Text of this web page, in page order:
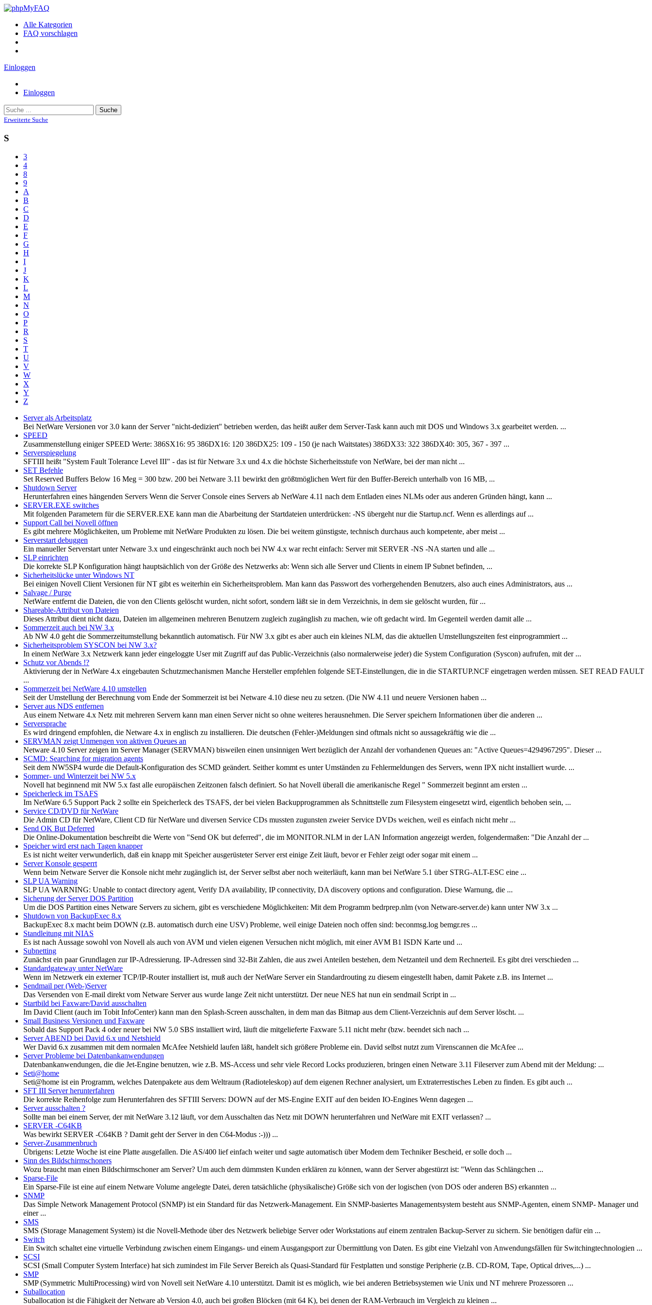
Alle Kategorien
FAQ vorschlagen
Einloggen
Einloggen
Suche
Erweiterte Suche
S
3
4
8
9
A
B
C
D
E
F
G
H
I
J
K
L
M
N
O
P
R
S
T
U
V
W
X
Y
Z
Server als Arbeitsplatz
Bei NetWare Versionen vor 3.0 kann der Server "nicht-dediziert" betrieben werden, das heißt außer dem Server-Task kann auch mit DOS und Windows 3.x gearbeitet werden. ...
SPEED
Zusammenstellung einiger SPEED Werte: 386SX16: 95 386DX16: 120 386DX25: 109 - 150 (je nach Waitstates) 386DX33: 322 386DX40: 305, 367 - 397 ...
Serverspiegelung
SFTIII heißt "System Fault Tolerance Level III" - das ist für Netware 3.x und 4.x die höchste Sicherheitsstufe von NetWare, bei der man nicht ...
SET Befehle
Set Reserved Buffers Below 16 Meg = 300 bzw. 200 bei Netware 3.11 bewirkt den größtmöglichen Wert für den Buffer-Bereich unterhalb von 16 MB, ...
Shutdown Server
Herunterfahren eines hängenden Servers Wenn die Server Console eines Servers ab NetWare 4.11 nach dem Entladen eines NLMs oder aus anderen Gründen hängt, kann ...
SERVER.EXE switches
Mit folgenden Parametern für die SERVER.EXE kann man die Abarbeitung der Startdateien unterdrücken: -NS übergeht nur die Startup.ncf. Wenn es allerdings auf ...
Support Call bei Novell öffnen
Es gibt mehrere Möglichkeiten, um Probleme mit NetWare Produkten zu lösen. Die bei weitem günstigste, technisch durchaus auch kompetente, aber meist ...
Serverstart debuggen
Ein manueller Serverstart unter Netware 3.x und eingeschränkt auch noch bei NW 4.x war recht einfach: Server mit SERVER -NS -NA starten und alle ...
SLP einrichten
Die korrekte SLP Konfiguration hängt hauptsächlich von der Größe des Netzwerks ab: Wenn sich alle Server und Clients in einem IP Subnet befinden, ...
Sicherheitslücke unter Windows NT
Bei einigen Novell Client Versionen für NT gibt es weiterhin ein Sicherheitsproblem. Man kann das Passwort des vorhergehenden Benutzers, also auch eines Administrators, aus ...
Salvage / Purge
NetWare entfernt die Dateien, die von den Clients gelöscht wurden, nicht sofort, sondern läßt sie in dem Verzeichnis, in dem sie gelöscht wurden, für ...
Shareable-Attribut von Dateien
Dieses Attribut dient nicht dazu, Dateien im allgemeinen mehreren Benutzern zugleich zugänglish zu machen, wie oft gedacht wird. Im Gegenteil werden damit alle ...
Sommerzeit auch bei NW 3.x
Ab NW 4.0 geht die Sommerzeitumstellung bekanntlich automatisch. Für NW 3.x gibt es aber auch ein kleines NLM, das die aktuellen Umstellungszeiten fest einprogrammiert ...
Sicherheitsproblem SYSCON bei NW 3.x?
In einem NetWare 3.x Netzwerk kann jeder eingeloggte User mit Zugriff auf das Public-Verzeichnis (also normalerweise jeder) die System Configuration (Syscon) aufrufen, mit der ...
Schutz vor Abends !?
Aktivierung der in NetWare 4.x eingebauten Schutzmechanismen Manche Hersteller empfehlen folgende SET-Einstellungen, die in die STARTUP.NCF eingetragen werden müssen. SET READ FAULT
...
Sommerzeit bei NetWare 4.10 umstellen
Seit der Umstellung der Berechnung vom Ende der Sommerzeit ist bei Netware 4.10 diese neu zu setzen. (Die NW 4.11 und neuere Versionen haben ...
Server aus NDS entfernen
Aus einem Netware 4.x Netz mit mehreren Servern kann man einen Server nicht so ohne weiteres herausnehmen. Die Server speichern Informationen über die anderen ...
Serversprache
Es wird dringend empfohlen, die Netware 4.x in englisch zu installieren. Die deutschen (Fehler-)Meldungen sind oftmals nicht so aussagekräftig wie die ...
SERVMAN zeigt Unmengen von aktiven Queues an
Netware 4.10 Server zeigen im Server Manager (SERVMAN) bisweilen einen unsinnigen Wert bezüglich der Anzahl der vorhandenen Queues an: "Active Queues=4294967295". Dieser ...
SCMD: Searching for migration agents
Seit dem NW5SP4 wurde die Default-Konfiguration des SCMD geändert. Seither kommt es unter Umständen zu Fehlermeldungen des Servers, wenn IPX nicht installiert wurde. ...
Sommer- und Winterzeit bei NW 5.x
Novell hat beginnend mit NW 5.x fast alle europäischen Zeitzonen falsch definiert. So hat Novell überall die amerikanische Regel " Sommerzeit beginnt am ersten ...
Speicherleck im TSAFS
Im NetWare 6.5 Support Pack 2 sollte ein Speicherleck des TSAFS, der bei vielen Backupprogrammen als Schnittstelle zum Filesystem eingesetzt wird, eigentlich behoben sein, ...
Service CD/DVD für NetWare
Die Admin CD für NetWare, Client CD für NetWare und diversen Service CDs mussten zugunsten zweier Service DVDs weichen, weil es einfach nicht mehr ...
Send OK But Deferred
Die Online-Dokumentation beschreibt die Werte von "Send OK but deferred", die im MONITOR.NLM in der LAN Information angezeigt werden, folgendermaßen: "Die Anzahl der ...
Speicher wird erst nach Tagen knapper
Es ist nicht weiter verwunderlich, daß ein knapp mit Speicher ausgerüsteter Server erst einige Zeit läuft, bevor er Fehler zeigt oder sogar mit einem ...
Server Konsole gesperrt
Wenn beim Netware Server die Konsole nicht mehr zugänglich ist, der Server selbst aber noch weiterläuft, kann man bei NetWare 5.1 über STRG-ALT-ESC eine ...
SLP UA Warning
SLP UA WARNING: Unable to contact directory agent, Verify DA availability, IP connectivity, DA discovery options and configuration. Diese Warnung, die ...
Sicherung der Server DOS Partition
Um die DOS Partition eines Netware Servers zu sichern, gibt es verschiedene Möglichkeiten: Mit dem Programm bedrprep.nlm (von Netware-server.de) kann unter NW 3.x ...
Shutdown von BackupExec 8.x
BackupExec 8.x macht beim DOWN (z.B. automatisch durch eine USV) Probleme, weil einige Dateien noch offen sind: beconmsg.log bemgr.res ...
Standleitung mit NIAS
Es ist nach Aussage sowohl von Novell als auch von AVM und vielen eigenen Versuchen nicht möglich, mit einer AVM B1 ISDN Karte und ...
Subnetting
Zunächst ein paar Grundlagen zur IP-Adressierung. IP-Adressen sind 32-Bit Zahlen, die aus zwei Anteilen bestehen, dem Netzanteil und dem Rechnerteil. Es gibt drei verschieden ...
Standardgateway unter NetWare
Wenn im Netzwerk ein externer TCP/IP-Router installiert ist, muß auch der NetWare Server ein Standardrouting zu diesem eingestellt haben, damit Pakete z.B. ins Internet ...
Sendmail per (Web-)Server
Das Versenden von E-mail direkt vom Netware Server aus wurde lange Zeit nicht unterstützt. Der neue NES hat nun ein sendmail Script in ...
Startbild bei Faxware/David ausschalten
Im David Client (auch im Tobit InfoCenter) kann man den Splash-Screen ausschalten, in dem man das Bitmap aus dem Client-Verzeichnis auf dem Server löscht. ...
Small Business Versionen und Faxware
Sobald das Support Pack 4 oder neuer bei NW 5.0 SBS installiert wird, läuft die mitgelieferte Faxware 5.11 nicht mehr (bzw. beendet sich nach ...
Server ABEND bei David 6.x und Netshield
Wer David 6.x zusammen mit dem normalen McAfee Netshield laufen läßt, handelt sich größere Probleme ein. David selbst nutzt zum Virenscannen die McAfee ...
Server Probleme bei Datenbankanwendungen
Datenbankanwendungen, die die Jet-Engine benutzen, wie z.B. MS-Access und sehr viele Record Locks produzieren, bringen einen Netware 3.11 Fileserver zum Abend mit der Meldung: ...
Seti@home
Seti@home ist ein Programm, welches Datenpakete aus dem Weltraum (Radioteleskop) auf dem eigenen Rechner analysiert, um Extraterrestisches Leben zu finden. Es gibt auch ...
SFT III Server herunterfahren
Die korrekte Reihenfolge zum Herunterfahren des SFTIII Servers: DOWN auf der MS-Engine EXIT auf den beiden IO-Engines Wenn dagegen ...
Server ausschalten ?
Sollte man bei einem Server, der mit NetWare 3.12 läuft, vor dem Ausschalten das Netz mit DOWN herunterfahren und NetWare mit EXIT verlassen? ...
SERVER -C64KB
Was bewirkt SERVER -C64KB ? Damit geht der Server in den C64-Modus :-))) ...
Server-Zusammenbruch
Übrigens: Letzte Woche ist eine Platte ausgefallen. Die AS/400 lief einfach weiter und sagte automatisch über Modem dem Techniker Bescheid, er solle doch ...
Sinn des Bildschirmschoners
Wozu braucht man einen Bildschirmschoner am Server? Um auch dem dümmsten Kunden erklären zu können, wann der Server abgestürzt ist: "Wenn das Schlängchen ...
Sparse-File
Ein Sparse-File ist eine auf einem Netware Volume angelegte Datei, deren tatsächliche (physikalische) Größe sich von der logischen (von DOS oder anderen BS) erkannten ...
SNMP
Das Simple Network Management Protocol (SNMP) ist ein Standard für das Netzwerk-Management. Ein SNMP-basiertes Managementsystem besteht aus SNMP-Agenten, einem SNMP- Manager und
einer ...
SMS
SMS (Storage Management System) ist die Novell-Methode über des Netzwerk beliebige Server oder Workstations auf einem zentralen Backup-Server zu sichern. Sie benötigen dafür ein ...
Switch
Ein Switch schaltet eine virtuelle Verbindung zwischen einem Eingangs- und einem Ausgangsport zur Übermittlung von Daten. Es gibt eine Vielzahl von Anwendungsfällen für Switchingtechnologien ...
SCSI
SCSI (Small Computer System Interface) hat sich zumindest im File Server Bereich als Quasi-Standard für Festplatten und sonstige Peripherie (z.B. CD-ROM, Tape, Optical drives,...) ...
SMP
SMP (Symmetric MultiProcessing) wird von Novell seit NetWare 4.10 unterstützt. Damit ist es möglich, wie bei anderen Betriebsystemen wie Unix und NT mehrere Prozessoren ...
Suballocation
Suballocation ist die Fähigkeit der Netware ab Version 4.0, auch bei großen Blöcken (mit 64 K), bei denen der RAM-Verbrauch im Vergleich zu kleinen ...